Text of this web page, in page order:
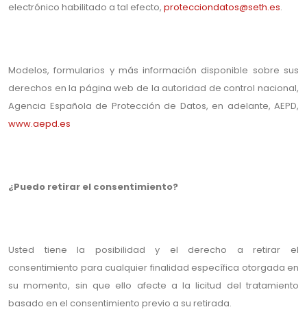
electrónico habilitado a tal efecto, protecciondatos@seth.es.
Modelos, formularios y más información disponible sobre sus
derechos en la página web de la autoridad de control nacional,
Agencia Española de Protección de Datos, en adelante, AEPD,
www.aepd.es
¿Puedo retirar el consentimiento?
Usted tiene la posibilidad y el derecho a retirar el
consentimiento para cualquier finalidad específica otorgada en
su momento, sin que ello afecte a la licitud del tratamiento
basado en el consentimiento previo a su retirada.